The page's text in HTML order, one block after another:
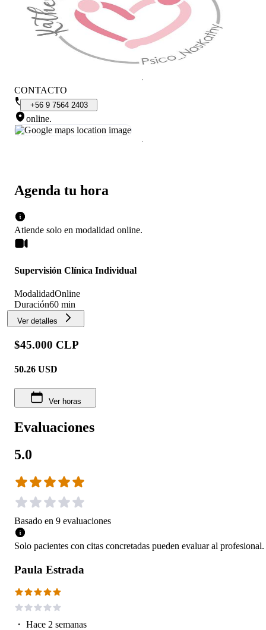
Agenda tu hora
Atiende solo en modalidad online.
Supervisión Clínica Individual
ModalidadOnline
Duración60 min
Ver detalles
$45.000 CLP
50.26 USD
Ver horas
Evaluaciones
5.0
Basado en 9 evaluaciones
Solo pacientes con citas concretadas pueden evaluar al profesional.
Paula Estrada
・ Hace 2 semanas
CONTACTO
+56 9 7564 2403
online.